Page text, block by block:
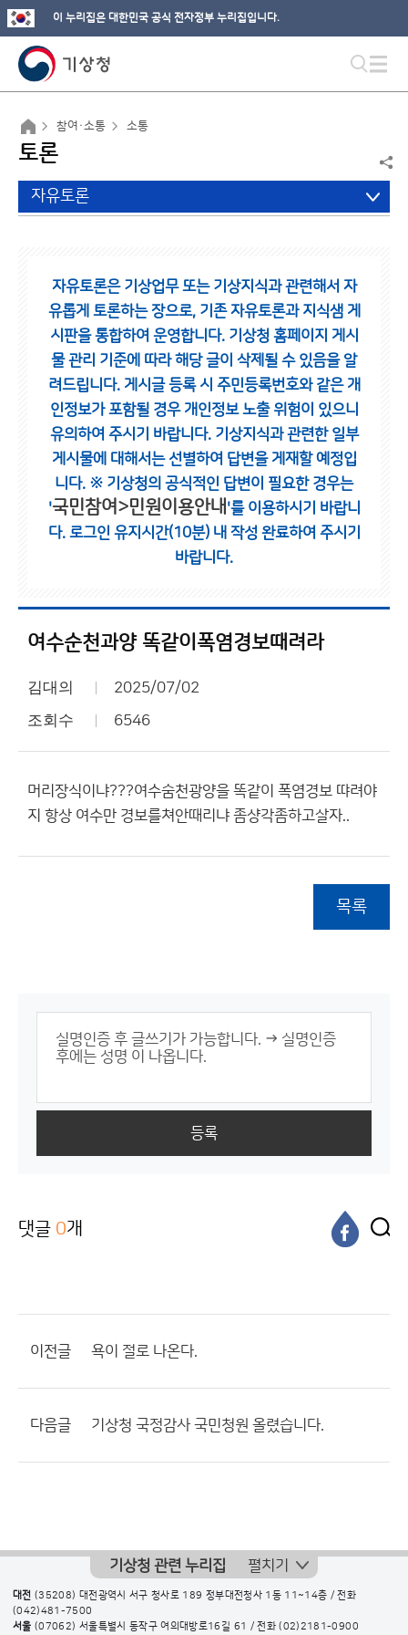
이 누리집은 대한민국 공식 전자정부 누리집입니다.
참여·소통 소통
토론
자유토론
자유토론은 기상업무 또는 기상지식과 관련해서 자
유롭게 토론하는 장으로, 기존 자유토론과 지식샘 게
시판을 통합하여 운영합니다. 기상청 홈페이지 게시
물 관리 기준에 따라 해당 글이 삭제될 수 있음을 알
려드립니다. 게시글 등록 시 주민등록번호와 같은 개
인정보가 포함될 경우 개인정보 노출 위험이 있으니
유의하여 주시기 바랍니다. 기상지식과 관련한 일부
게시물에 대해서는 선별하여 답변을 게재할 예정입
니다. ※ 기상청의 공식적인 답변이 필요한 경우는
'국민참여>민원이용안내 '를 이용하시기 바랍니
다. 로그인 유지시간(10분) 내 작성 완료하여 주시기
바랍니다.
여수순천과양 똑같이폭염경보때려라
김대의 2025/07/02
조회수 6546
머리장식이냐???여수숨천광양을 똑같이 폭염경보 땨려야
지 항상 여수만 경보를쳐안때리냐 좀샹각좀하고살자..
목록
등록
댓글 0개
이전글 욕이 절로 나온다.
다음글 기상청 국정감사 국민청원 올렸습니다.
기상청 관련 누리집 펼치기
대전 (35208) 대전광역시 서구 청사로 189 정부대전청사 1동 11~14층 / 전화
(042)481-7500
서울 (07062) 서울특별시 동작구 여의대방로16길 61 / 전화(02)2181-0900